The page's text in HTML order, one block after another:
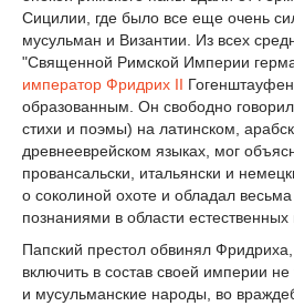
Сицилии, где было все еще очень
мусульман и Византии. Из всех
"Священной Римской Империи
император Фридрих II
образованным. Он свободно
стихи и поэмы) на латинском,
древнееврейском языках, мог
провансальски, итальянски и
о соколиной охоте и обладал
познаниями в области естественных
Папский престол обвинял
включить в состав своей империи не
и мусульманские народы, во